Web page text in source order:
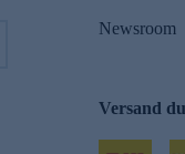
Newsroom
Versand